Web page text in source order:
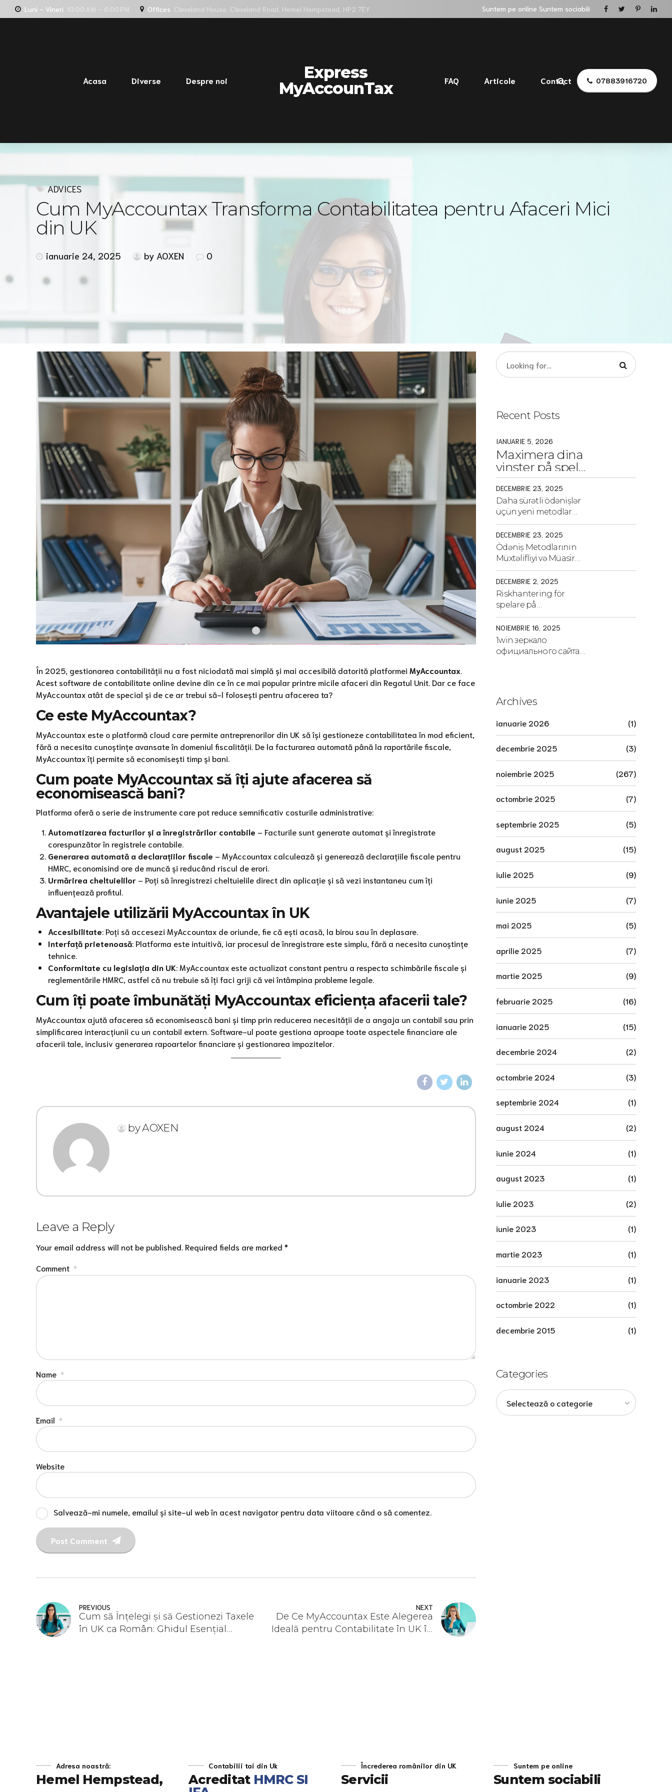
Luni - Vineri 10:00 AM - 6:00 PM Offices Cleveland House, Cleveland Road, Hemel Hempstead, HP2 7EY Suntem pe online Suntem sociabili
Express
MyAccounTax
07883916720
Acasa Diverse Despre noi FAQ Articole Contact
ADVICES
Cum MyAccountax Transforma Contabilitatea pentru Afaceri Mici
din UK
ianuarie 24, 2025 by AOXEN 0
În 2025, gestionarea contabilității nu a fost niciodată mai simplă și mai accesibilă datorită platformei MyAccountax.
Acest software de contabilitate online devine din ce în ce mai popular printre micile afaceri din Regatul Unit. Dar ce face
MyAccountax atât de special și de ce ar trebui să-l folosești pentru afacerea ta?
Ce este MyAccountax?
MyAccountax este o platformă cloud care permite antreprenorilor din UK să își gestioneze contabilitatea în mod eficient,
fără a necesita cunoștințe avansate în domeniul fiscalității. De la facturarea automată până la raportările fiscale,
MyAccountax îți permite să economisești timp și bani.
Cum poate MyAccountax să îți ajute afacerea să
economisească bani?
Platforma oferă o serie de instrumente care pot reduce semnificativ costurile administrative:
Automatizarea facturilor și a înregistrărilor contabile – Facturile sunt generate automat și înregistrate
corespunzător în registrele contabile.
Generarea automată a declarațiilor fiscale – MyAccountax calculează și generează declarațiile fiscale pentru
HMRC, economisind ore de muncă și reducând riscul de erori.
Urmărirea cheltuielilor – Poți să înregistrezi cheltuielile direct din aplicație și să vezi instantaneu cum îți
influențează profitul.
Avantajele utilizării MyAccountax în UK
Accesibilitate: Poți să accesezi MyAccountax de oriunde, fie că ești acasă, la birou sau în deplasare.
Interfață prietenoasă: Platforma este intuitivă, iar procesul de înregistrare este simplu, fără a necesita cunoștințe
tehnice.
Conformitate cu legislația din UK: MyAccountax este actualizat constant pentru a respecta schimbările fiscale și
reglementările HMRC, astfel că nu trebuie să îți faci griji că vei întâmpina probleme legale.
Cum îți poate îmbunătăți MyAccountax eficiența afacerii tale?
MyAccountax ajută afacerea să economisească bani și timp prin reducerea necesității de a angaja un contabil sau prin
simplificarea interacțiunii cu un contabil extern. Software-ul poate gestiona aproape toate aspectele financiare ale
afacerii tale, inclusiv generarea rapoartelor financiare și gestionarea impozitelor.
by AOXEN
Leave a Reply
Your email address will not be published. Required fields are marked *
Comment *
Name *
Email *
Website
Salvează-mi numele, emailul și site-ul web în acest navigator pentru data viitoare când o să comentez.
Post Comment
PREVIOUS
Cum să Înțelegi și să Gestionezi Taxele
în UK ca Român: Ghidul Esențial
NEXT
De Ce MyAccountax Este Alegerea
Ideală pentru Contabilitate în UK în
Recent Posts
IANUARIE 5, 2026
Maximera dina
vinster på spel
genom smarta
strategier och
tips
DECEMBRIE 23, 2025
Daha sürətli ödənişlər
üçün yeni metodlar
tədqiqatı
DECEMBRIE 23, 2025
Ödəniş Metodlarının
Müxtəlifliyi və Müasir
Tələblərə Uyğunluğu
DECEMBRIE 2, 2025
Riskhantering för
spelare på
internationella
plattformar och
strategier för säkerhet
NOIEMBRIE 16, 2025
1win зеркало
официального сайта
Archives
ianuarie 2026 (1)
decembrie 2025 (3)
noiembrie 2025 (267)
octombrie 2025 (7)
septembrie 2025 (5)
august 2025 (15)
iulie 2025 (9)
iunie 2025 (7)
mai 2025 (5)
aprilie 2025 (7)
martie 2025 (9)
februarie 2025 (16)
ianuarie 2025 (15)
decembrie 2024 (2)
octombrie 2024 (3)
septembrie 2024 (1)
august 2024 (2)
iunie 2024 (1)
august 2023 (1)
iulie 2023 (2)
iunie 2023 (1)
martie 2023 (1)
ianuarie 2023 (1)
octombrie 2022 (1)
decembrie 2015 (1)
Categories
Selectează o categorie
Adresa noastră:
Hemel Hempstead,
Contabilii tai din Uk
Acreditat HMRC SI
Încrederea românilor din UK
Servicii
Suntem pe online
Suntem sociabili